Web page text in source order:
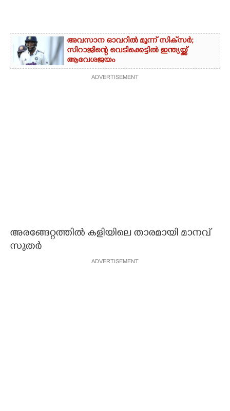
അവസാന ഓവറിൽ മൂന്ന് സിക്‌സർ;
സിറാജിന്റെ വെടിക്കെട്ടിൽ ഇന്ത്യയ്ക്ക്
ആവേശജയം
ADVERTISEMENT
അരങ്ങേറ്റത്തിൽ കളിയിലെ താരമായി മാനവ്
സുതർ
ADVERTISEMENT